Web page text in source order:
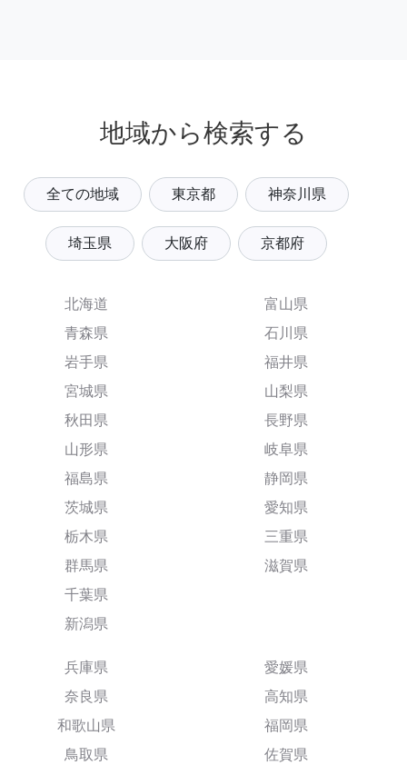
地域から検索する
全ての地域 東京都 神奈川県
埼玉県 大阪府 京都府
北海道
青森県
岩手県
宮城県
秋田県
山形県
福島県
茨城県
栃木県
群馬県
千葉県
新潟県
富山県
石川県
福井県
山梨県
長野県
岐阜県
静岡県
愛知県
三重県
滋賀県
兵庫県
奈良県
和歌山県
鳥取県
愛媛県
高知県
福岡県
佐賀県